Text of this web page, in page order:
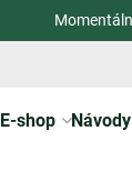
E-shop Návody